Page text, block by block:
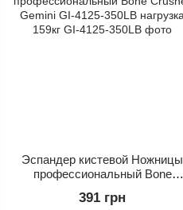
Эспандер кистевой Ножницы
профессиональный Bone
нагрузка 159кг
391 грн